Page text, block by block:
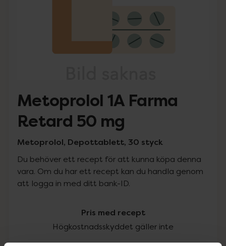
Metoprolol 1A Farma
Retard 50 mg
Metoprolol, Depottablett, 30 styck
Du behöver ett recept för att kunna köpa denna
vara. Om du har ett recept kan du handla genom
att logga in med ditt bank-ID.
Pris med recept
Högkostnadsskyddet gäller inte